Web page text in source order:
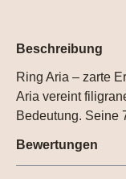
Beschreibung
Ring Aria – zarte
Aria vereint
Bedeutung. Seine
Bewertungen